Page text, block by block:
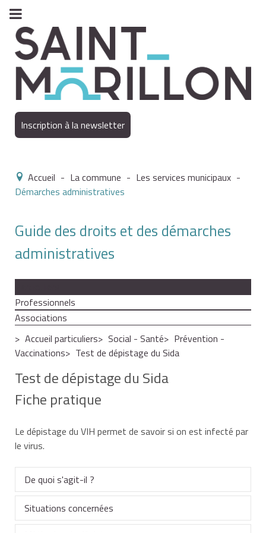
Inscription à la newsletter
Accueil - La commune - Les services municipaux -
Démarches administratives
Guide des droits et des démarches
administratives
Professionnels
Associations
Accueil particuliers
Social - Santé
Prévention -
Vaccinations
Test de dépistage du Sida
Test de dépistage du Sida
Fiche pratique
Le dépistage du VIH permet de savoir si on est infecté par
le virus.
De quoi s'agit-il ?
Le test de dépistage du virus de l'immunodéficience
Situations concernées